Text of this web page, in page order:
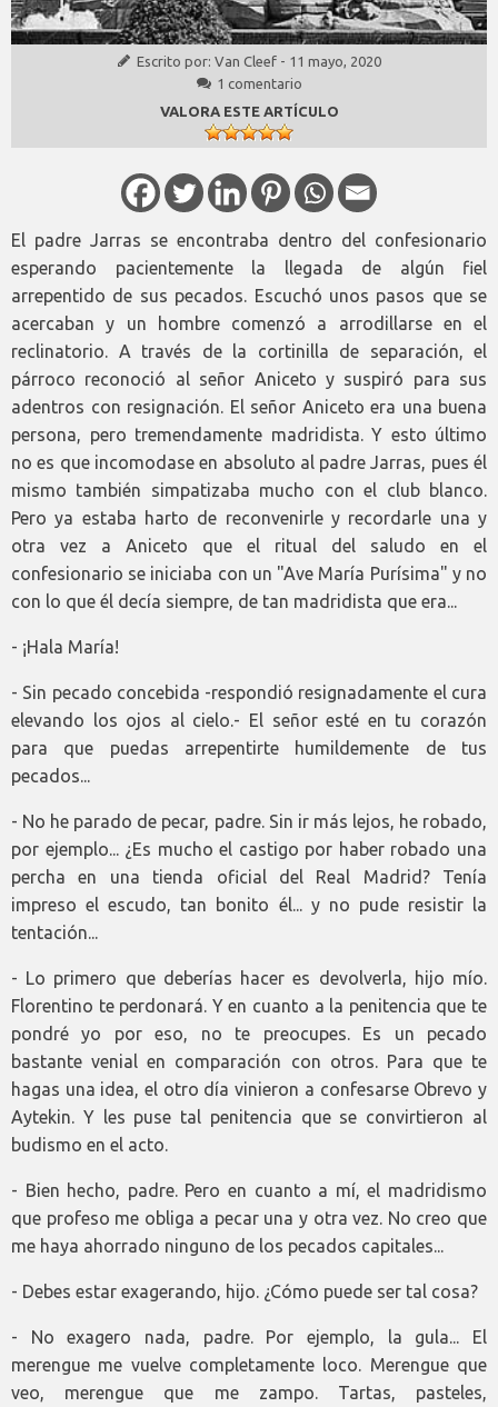
Escrito por: Van Cleef - 11 mayo, 2020
1 comentario
VALORA ESTE ARTÍCULO
El padre Jarras se encontraba dentro del confesionario
esperando pacientemente la llegada de algún fiel
arrepentido de sus pecados. Escuchó unos pasos que se
acercaban y un hombre comenzó a arrodillarse en el
reclinatorio. A través de la cortinilla de separación, el
párroco reconoció al señor Aniceto y suspiró para sus
adentros con resignación. El señor Aniceto era una buena
persona, pero tremendamente madridista. Y esto último
no es que incomodase en absoluto al padre Jarras, pues él
mismo también simpatizaba mucho con el club blanco.
Pero ya estaba harto de reconvenirle y recordarle una y
otra vez a Aniceto que el ritual del saludo en el
confesionario se iniciaba con un "Ave María Purísima" y no
con lo que él decía siempre, de tan madridista que era...
- ¡Hala María!
- Sin pecado concebida -respondió resignadamente el cura
elevando los ojos al cielo.- El señor esté en tu corazón
para que puedas arrepentirte humildemente de tus
pecados...
- No he parado de pecar, padre. Sin ir más lejos, he robado,
por ejemplo... ¿Es mucho el castigo por haber robado una
percha en una tienda oficial del Real Madrid? Tenía
impreso el escudo, tan bonito él... y no pude resistir la
tentación...
- Lo primero que deberías hacer es devolverla, hijo mío.
Florentino te perdonará. Y en cuanto a la penitencia que te
pondré yo por eso, no te preocupes. Es un pecado
bastante venial en comparación con otros. Para que te
hagas una idea, el otro día vinieron a confesarse Obrevo y
Aytekin. Y les puse tal penitencia que se convirtieron al
budismo en el acto.
- Bien hecho, padre. Pero en cuanto a mí, el madridismo
que profeso me obliga a pecar una y otra vez. No creo que
me haya ahorrado ninguno de los pecados capitales...
- Debes estar exagerando, hijo. ¿Cómo puede ser tal cosa?
- No exagero nada, padre. Por ejemplo, la gula... El
merengue me vuelve completamente loco. Merengue que
veo, merengue que me zampo. Tartas, pasteles,